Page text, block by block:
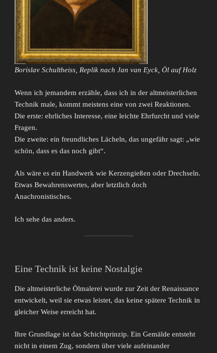
Borislav Schultheiss, Replik nach Jan van Eyck, Öl auf Holz
Wenn ich jemandem erzähle, dass ich in der altmeisterlichen
Technik male, kommt meistens eine von zwei Reaktionen.
Die erste: ehrliches Interesse, eine leichte Ehrfurcht und viele
Fragen.
Die zweite: ein freundliches Lächeln, das ungefähr sagt: „wie
schön, dass es das noch gibt“.
Als wäre es ein Handwerk wie Kerzengießen oder Drechseln.
Etwas Bewahrenswertes, aber letztlich doch
Anachronistisches.
Ich sehe das anders.
Eine Technik ist keine Nostalgie
Die altmeisterliche Ölmalerei wurde zur Zeit der Renaissance
entwickelt, weil sie etwas leistet, das keine spätere Technik in
gleicher Weise erreicht hat.
Ihre Grundlage ist das Schichtprinzip. Ein Gemälde entsteht
nicht in einem Zug, sondern über viele aufeinander